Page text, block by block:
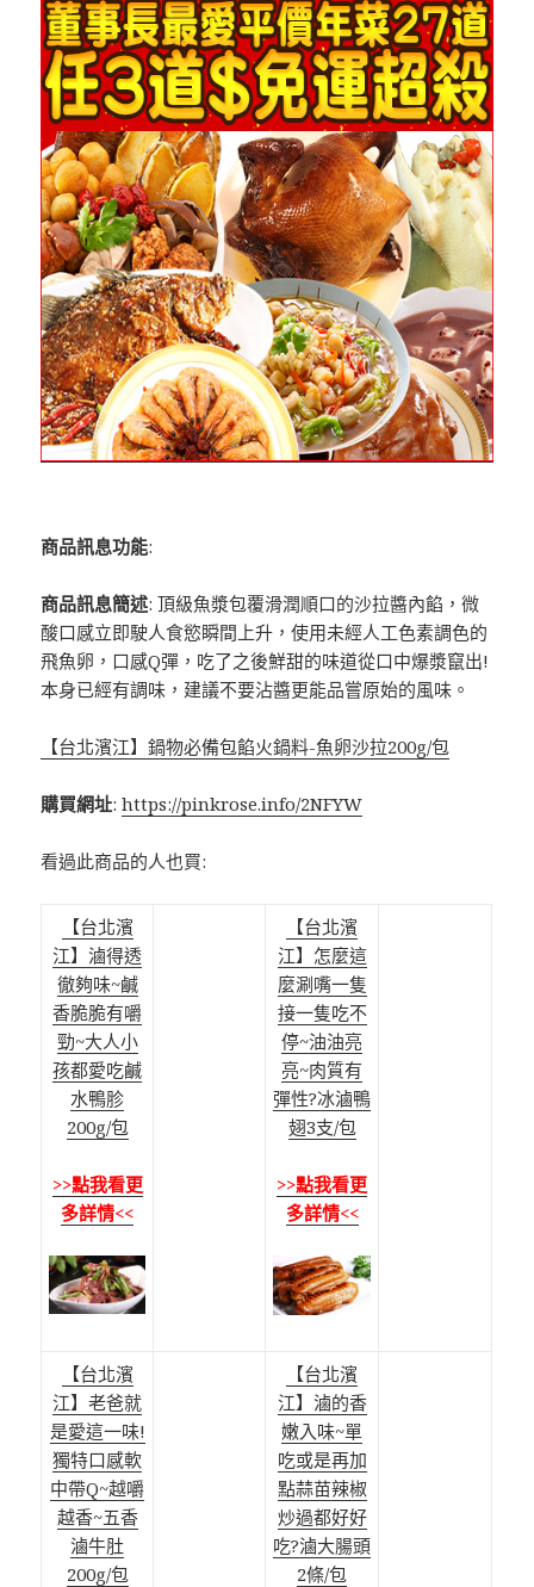
商品訊息功能:
商品訊息簡述: 頂級魚漿包覆滑潤順口的沙拉醬內餡，微
酸口感立即駛人食慾瞬間上升，使用未經人工色素調色的
飛魚卵，口感Q彈，吃了之後鮮甜的味道從口中爆漿竄出!
本身已經有調味，建議不要沾醬更能品嘗原始的風味。
【台北濱江】鍋物必備包餡火鍋料-魚卵沙拉200g/包
購買網址:https://pinkrose.info/2NFYW
看過此商品的人也買:
【台北濱
江】滷得透
徹夠味~鹹
香脆脆有嚼
勁~大人小
孩都愛吃鹹
水鴨胗
200g/包
>>點我看更
多詳情<<
【台北濱
江】怎麼這
麼涮嘴一隻
接一隻吃不
停~油油亮
亮~肉質有
彈性?冰滷鴨
翅3支/包
>>點我看更
多詳情<<
【台北濱
江】老爸就
是愛這一味!
獨特口感軟
中帶Q~越嚼
越香~五香
滷牛肚
200g/包
【台北濱
江】滷的香
嫩入味~單
吃或是再加
點蒜苗辣椒
炒過都好好
吃?滷大腸頭
2條/包